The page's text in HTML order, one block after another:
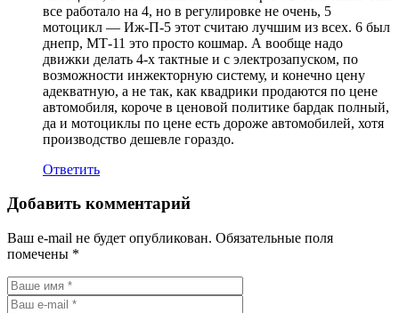
все работало на 4, но в регулировке не очень, 5
мотоцикл — Иж-П-5 этот считаю лучшим из всех. 6 был
днепр, МТ-11 это просто кошмар. А вообще надо
движки делать 4-х тактные и с электрозапуском, по
возможности инжекторную систему, и конечно цену
адекватную, а не так, как квадрики продаются по цене
автомобиля, короче в ценовой политике бардак полный,
да и мотоциклы по цене есть дороже автомобилей, хотя
производство дешевле гораздо.
Ответить
Добавить комментарий
Ваш e-mail не будет опубликован. Обязательные поля
помечены *